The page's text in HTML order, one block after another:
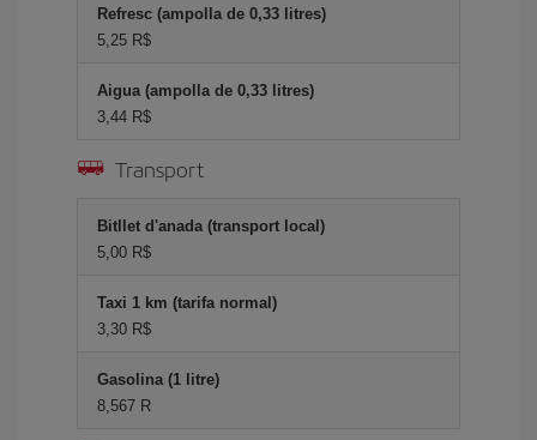
Refresc (ampolla de 0,33 litres)
5,25 R$
Aigua (ampolla de 0,33 litres)
3,44 R$
Transport
Bitllet d'anada (transport local)
5,00 R$
Taxi 1 km (tarifa normal)
3,30 R$
Gasolina (1 litre)
8,567 R